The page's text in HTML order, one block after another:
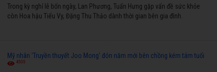
Trong kỳ nghỉ lễ bốn ngày, Lan Phương, Tuấn Hưng gặp vấn đề sức khỏe
còn Hoa hậu Tiểu Vy, Đặng Thu Thảo dành thời gian bên gia đình.
Mỹ nhân 'Truyền thuyết Joo Mong' đón năm mới bên chồng kém tám tuổi
4505